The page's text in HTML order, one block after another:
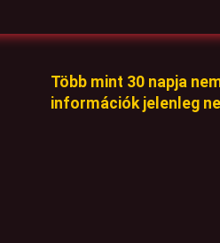
Több mint 30 napja
információk jelenleg